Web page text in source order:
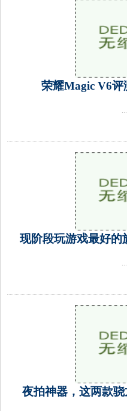
荣耀Magic V6评
...
现阶段玩游戏最好的
...
夜拍神器，这两款